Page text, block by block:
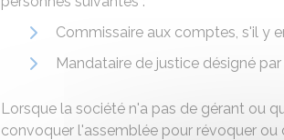
Commissaire aux comptes, s'il y
Mandataire de justice désigné
Lorsque la société n'a pas de gérant ou
convoquer l'assemblée pour révoquer ou